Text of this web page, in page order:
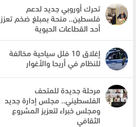
تحرك أوروبي جديد لدعم
فلسطين.. منحة بمبلغ ضخم تعزز
أحد القطاعات الحيوية
إغلاق 10 فلل سياحية مخالفة
للنظام في أريحا والأغوار
مرحلة جديدة للمتحف
الفلسطيني.. مجلس إدارة جديد
ومجلس خبراء لتعزيز المشروع
الثقافي